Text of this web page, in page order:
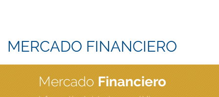
MERCADO FINANCIERO
Mercado Financiero